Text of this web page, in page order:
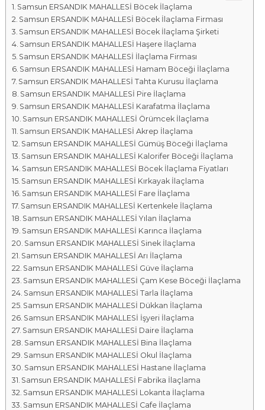
a
l
a
r
ı
Samsun ERSANDIK MAHALLESİ Böcek İlaçlama
Samsun ERSANDIK MAHALLESİ Böcek İlaçlama Firması
Samsun ERSANDIK MAHALLESİ Böcek İlaçlama Şirketi
Samsun ERSANDIK MAHALLESİ Haşere İlaçlama
Samsun ERSANDIK MAHALLESİ İlaçlama Firması
Samsun ERSANDIK MAHALLESİ Hamam Böceği İlaçlama
Samsun ERSANDIK MAHALLESİ Tahta Kurusu İlaçlama
Samsun ERSANDIK MAHALLESİ Pire İlaçlama
Samsun ERSANDIK MAHALLESİ Karafatma İlaçlama
Samsun ERSANDIK MAHALLESİ Örümcek İlaçlama
Samsun ERSANDIK MAHALLESİ Akrep İlaçlama
Samsun ERSANDIK MAHALLESİ Gümüş Böceği İlaçlama
Samsun ERSANDIK MAHALLESİ Kalorifer Böceği İlaçlama
Samsun ERSANDIK MAHALLESİ Böcek İlaçlama Fiyatları
Samsun ERSANDIK MAHALLESİ Kırkayak İlaçlama
Samsun ERSANDIK MAHALLESİ Fare İlaçlama
Samsun ERSANDIK MAHALLESİ Kertenkele İlaçlama
Samsun ERSANDIK MAHALLESİ Yılan İlaçlama
Samsun ERSANDIK MAHALLESİ Karınca İlaçlama
Samsun ERSANDIK MAHALLESİ Sinek İlaçlama
Samsun ERSANDIK MAHALLESİ Arı İlaçlama
Samsun ERSANDIK MAHALLESİ Güve İlaçlama
Samsun ERSANDIK MAHALLESİ Çam Kese Böceği İlaçlama
Samsun ERSANDIK MAHALLESİ Tarla İlaçlama
Samsun ERSANDIK MAHALLESİ Dükkan İlaçlama
Samsun ERSANDIK MAHALLESİ İşyeri İlaçlama
Samsun ERSANDIK MAHALLESİ Daire İlaçlama
Samsun ERSANDIK MAHALLESİ Bina İlaçlama
Samsun ERSANDIK MAHALLESİ Okul İlaçlama
Samsun ERSANDIK MAHALLESİ Hastane İlaçlama
Samsun ERSANDIK MAHALLESİ Fabrika İlaçlama
Samsun ERSANDIK MAHALLESİ Lokanta İlaçlama
Samsun ERSANDIK MAHALLESİ Cafe İlaçlama